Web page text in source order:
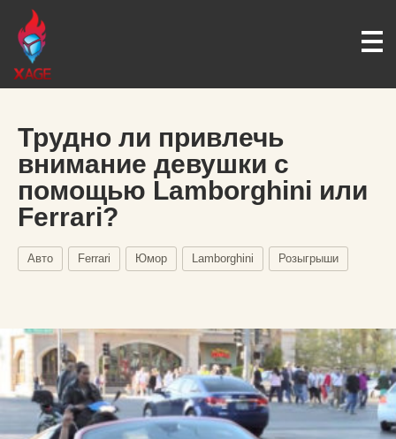
Трудно ли привлечь
внимание девушки с
помощью Lamborghini или
Ferrari?
Авто Ferrari Юмор Lamborghini Розыгрыши